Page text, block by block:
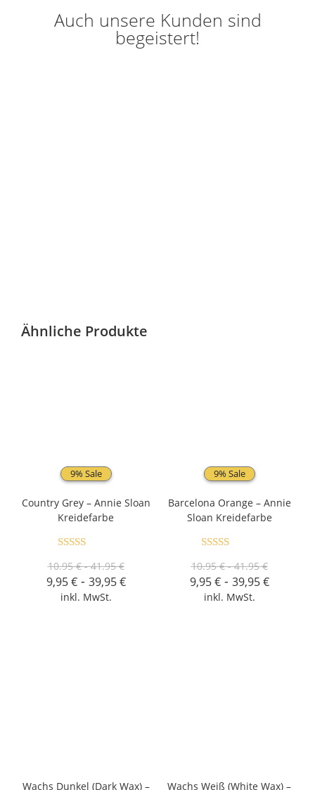
Auch unsere Kunden sind
begeistert!
Ähnliche Produkte
9% Sale
Country Grey – Annie Sloan
Kreidefarbe
10.95 € - 41.95 €
9,95€- 39,95€
inkl. MwSt.
9% Sale
Barcelona Orange – Annie
Sloan Kreidefarbe
10.95 € - 41.95 €
9,95€- 39,95€
inkl. MwSt.
Wachs Dunkel (Dark Wax) –
Wachs Weiß (White Wax) –